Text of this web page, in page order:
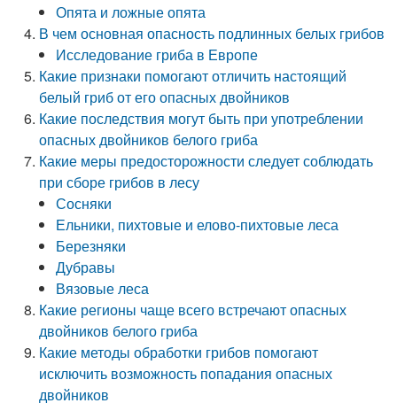
Опята и ложные опята
В чем основная опасность подлинных белых грибов
Исследование гриба в Европе
Какие признаки помогают отличить настоящий
белый гриб от его опасных двойников
Какие последствия могут быть при употреблении
опасных двойников белого гриба
Какие меры предосторожности следует соблюдать
при сборе грибов в лесу
Сосняки
Ельники, пихтовые и елово-пихтовые леса
Березняки
Дубравы
Вязовые леса
Какие регионы чаще всего встречают опасных
двойников белого гриба
Какие методы обработки грибов помогают
исключить возможность попадания опасных
двойников